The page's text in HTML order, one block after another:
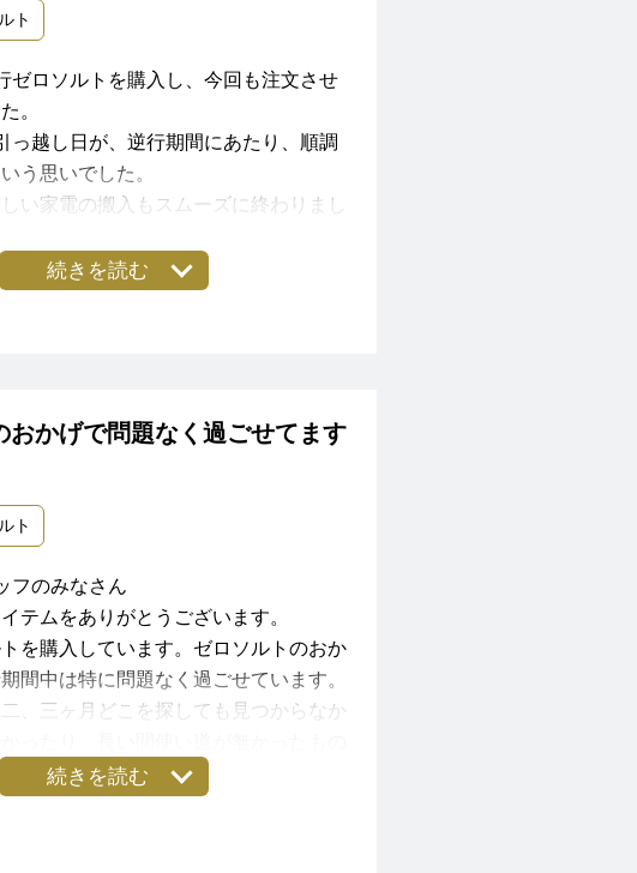
ト
ゼロソルトを購入し、今回も注文させ
。
っ越し日が、逆行期間にあたり、順調
う思いでした。
い家電の搬入もスムーズに終わりまし
での、自宅への帰路で、高速道路で事
続きを読む
おかげで問題なく過ごせてます
ト
フのみなさん
テムをありがとうございます。
を購入しています。ゼロソルトのおか
間中は特に問題なく過ごせています。
、三ヶ月どこを探しても見つからなか
見てお役立ちグッズになったりと、嬉
続きを読む